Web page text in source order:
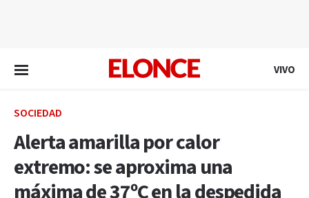
VIVO
SOCIEDAD
Alerta amarilla por calor
extremo: se aproxima una
máxima de 37ºC en la despedida